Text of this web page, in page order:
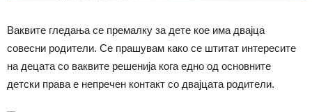
Ваквите гледања се премалку за дете кое има двајца
совесни родители. Се прашувам како се штитат интересите
на децата со ваквите решенија кога едно од основните
детски права е непречен контакт со двајцата родители.